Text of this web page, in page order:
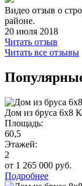
Видео отзыв о
районе.
20 июля 2018
Читать отзыв
Читать все отзывы
Дом из бруса 6х8
Площадь:
60,5
Этажей:
2
от 1 265 000 руб.
Подробнее